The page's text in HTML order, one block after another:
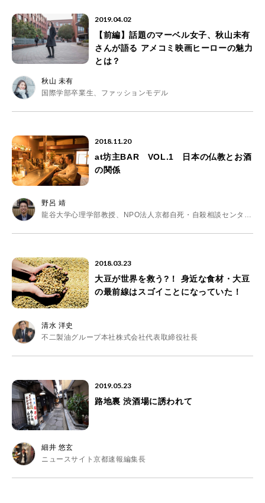
2019.04.02
【前編】話題のマーベル女子、秋山未有
さんが語る アメコミ映画ヒーローの魅力
とは？
秋山 未有
国際学部卒業生、ファッションモデル
2018.11.20
at坊主BAR VOL.1 日本の仏教とお酒
の関係
野呂 靖
龍谷大学心理学部教授、NPO法人京都自死・自殺相談センター理事
2018.03.23
大豆が世界を救う?！ 身近な食材・大豆
の最前線はスゴイことになっていた！
清水 洋史
不二製油グループ本社株式会社代表取締役社長
2019.05.23
路地裏 渋酒場に誘われて
細井 悠玄
ニュースサイト京都速報編集長